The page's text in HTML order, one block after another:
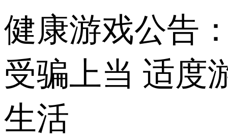
健康游戏公告
受骗上当 适度
生活